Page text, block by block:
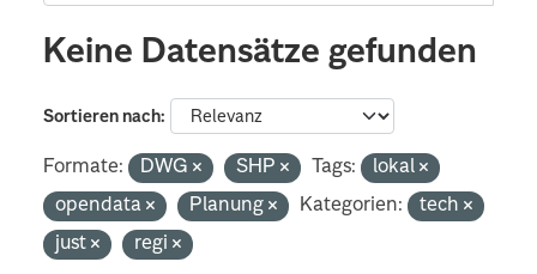
Keine Datensätze gefunden
Sortieren nach
Formate: DWG SHP Tags:
lokal
opendata
Planung Kategorien:
tech
just
regi